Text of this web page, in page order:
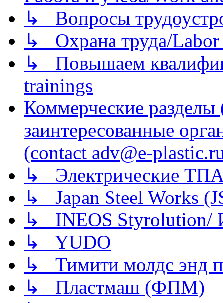
↳ Вопросы
↳ Охрана труда/Labor
↳ Повышаем
trainings
Коммерческие
заинтересованные
(contact adv@e-
↳ Электрические
↳ Japan Steel Works
↳ INEOS
↳ YUDO
↳ Тимити молдс энд
↳ Пластмаш (ФПМ)